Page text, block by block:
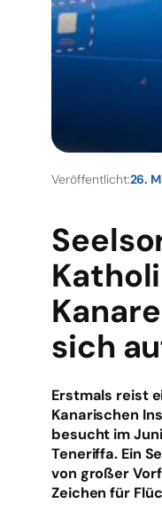
Veröffentlicht:26.
sich
Erstmals reist
Kanarischen
besucht im
Teneriffa. Ein
von großer
Zeichen für